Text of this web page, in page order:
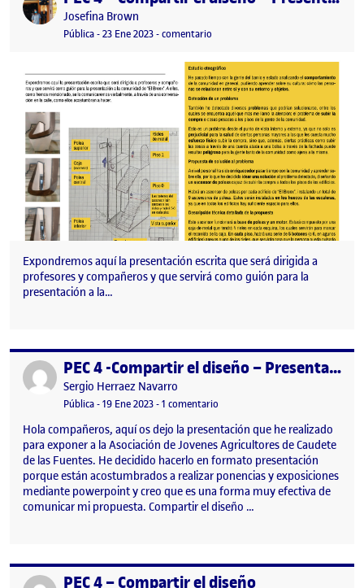
Publicado por
Josefina Brown
Visibilidad:
Pública-Fecha de publicación
23 Ene 202317 mayo, 2023 5:26 pm
-comentario
Expondremos aquí la presentación escrita que será dirigida a
profesores y compañeros y que servirá como guión para la
presentación a la…
Publicado por PEC 4 -Compartir el diseño – Presentación
Publicado por
Sergio Herraez Navarro
Visibilidad:
Pública-Fecha de publicación
19 Ene 2023-1 comentario
Hola compañeros, aquí os dejo la presentación que he realizado
para exponer a la Asociación de Jovenes Agricultores de Caudete
de las Fuentes. He decidido hacerlo en formato presentación
porque están acostumbrados a realizar ponencias y exposiciones
mediante powerpoint y creo que es una forma muy efectiva de
comunicar mi propuesta. Compartir el diseño …
Publicado porPEC 4 – Compartir el diseño